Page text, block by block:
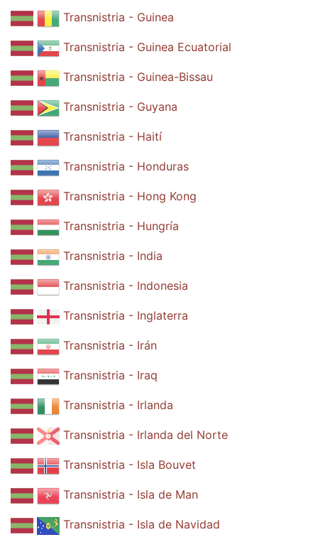
Transnistria - Guinea
Transnistria - Guinea Ecuatorial
Transnistria - Guinea-Bissau
Transnistria - Guyana
Transnistria - Haití
Transnistria - Honduras
Transnistria - Hong Kong
Transnistria - Hungría
Transnistria - India
Transnistria - Indonesia
Transnistria - Inglaterra
Transnistria - Irán
Transnistria - Iraq
Transnistria - Irlanda
Transnistria - Irlanda del Norte
Transnistria - Isla Bouvet
Transnistria - Isla de Man
Transnistria - Isla de Navidad